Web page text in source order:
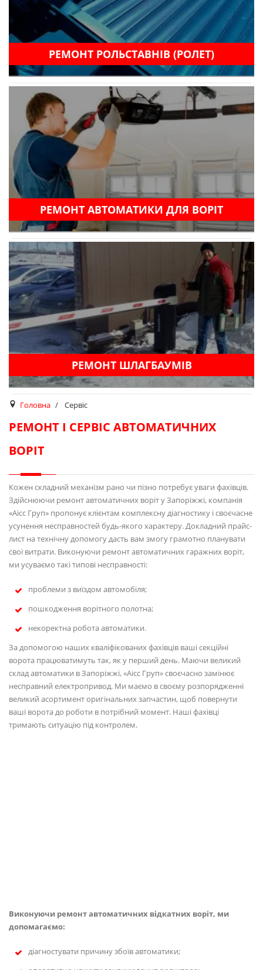
РЕМОНТ РОЛЬСТАВНІВ (РОЛЕТ)
РЕМОНТ АВТОМАТИКИ ДЛЯ ВОРІТ
РЕМОНТ ШЛАГБАУМІВ
Головна Сервіс
РЕМОНТ І СЕРВІС АВТОМАТИЧНИХ
ВОРІТ
Кожен складний механізм рано чи пізно потребує уваги фахівців.
Здійснюючи ремонт автоматичних воріт у Запоріжжі, компанія
«Аісс Груп» пропонує клієнтам комплексну діагностику і своєчасне
усунення несправностей будь-якого характеру. Докладний прайс-
лист на технічну допомогу дасть вам змогу грамотно планувати
свої витрати. Виконуючи ремонт автоматичних гаражних воріт,
ми усуваємо такі типові несправності:
проблеми з виїздом автомобіля;
пошкодження ворітного полотна;
некоректна робота автоматики.
За допомогою наших кваліфікованих фахівців ваші секційні
ворота працюватимуть так, як у перший день. Маючи великий
склад автоматики в Запоріжжі, «Аісс Груп» своєчасно замінює
несправний електропривод. Ми маємо в своєму розпорядженні
великий асортимент оригінальних запчастин, щоб повернути
ваші ворота до роботи в потрібний момент. Наші фахівці
тримають ситуацію під контролем.
Виконуючи ремонт автоматичних відкатних воріт, ми
допомагаємо:
діагностувати причину збоїв автоматики;